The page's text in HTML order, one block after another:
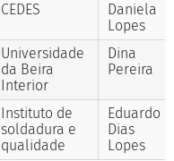
CEDES
Daniela
Lopes
Universidade
da Beira
Interior
Dina
Pereira
Instituto de
soldadura e
qualidade
Eduardo
Dias
Lopes